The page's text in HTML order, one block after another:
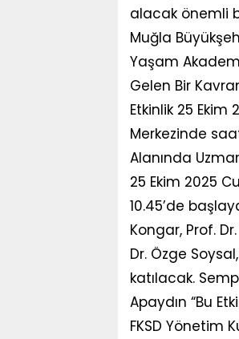
alacak önemli
Muğla
Yaşam
Gelen Bir
Etkinlik 25
Merkezinde
Alanında
25 Ekim 2025
10.45’de
Kongar, Prof.
Dr. Özge
katılacak.
Apaydın “Bu
FKSD Yönetim